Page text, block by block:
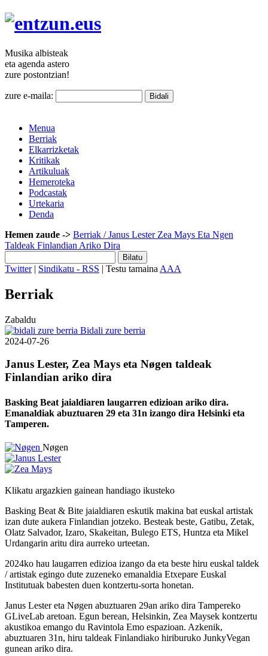
Musika albisteak
eta agenda astero
zure postontzian!
zure e-maila:
Menua
Berriak
Elkarrizketak
Kritikak
Artikuluak
Hemeroteka
Podcastak
Urtekaria
Denda
Hemen zaude -> Berriak / Janus Lester Zea Mays Eta Ngen
Taldeak Finlandian Ariko Dira
Twitter| Sindikatu - RSS | Testu tamaina AAA
Berriak
Zabaldu
Bidali zure berria
2024-07-26
Janus Lester, Zea Mays eta Nøgen taldeak
Finlandian ariko dira
Basking Beat jaialdiaren laugarren edizioan ariko dira.
Emanaldiak abuztuaren 29 eta 31n izango dira Helsinki eta
Tamperen.
Nøgen
Klikatu argazkien gainean handiago ikusteko
Basking Beat & Bite jaialdiaren eskutik makina bat euskal artistak
izan dute aukera Finlandian jotzeko. Besteak beste, Gatibu, Zetak,
Olatz Salvador, Izaro, Skakeitan, Bulego ETS, Huntza eta Mikel
Urdangarin aritu dira aurreko urteetan.
2024ko hau laugarren edizioa izango da eta beste hiru euskal taldek
/ artistak egingo dute zuzeneko emanaldia Etxepare Euskal
Institutuak babesten duen kontzertu-sorta honetan.
Janus Lester eta Nøgen abuztuaren 29an ariko dira Tampereko
GLiveLab aretoan. Egun berean, Helsinkin, Zea Maysek kontzertu
akustikoa emango du Ravintola Emo espazioan. Azkenik,
abuztuaren 31n, hiru taldeak Finlandiako hiriburuko JunkyVegan
gunean ariko dira.